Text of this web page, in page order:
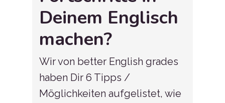
Deinem Englisch
machen?
Wir von better English grades
haben Dir 6 Tipps /
Möglichkeiten aufgelistet, wie